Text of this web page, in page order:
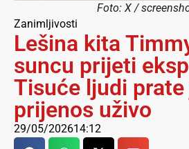
Foto: X /
Zanimljivosti
Lešina kita
suncu prijeti
Tisuće ljudi
prijenos uživo
29/05/202614:12